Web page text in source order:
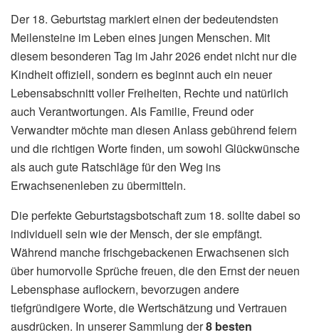
Der 18. Geburtstag markiert einen der bedeutendsten
Meilensteine im Leben eines jungen Menschen. Mit
diesem besonderen Tag im Jahr 2026 endet nicht nur die
Kindheit offiziell, sondern es beginnt auch ein neuer
Lebensabschnitt voller Freiheiten, Rechte und natürlich
auch Verantwortungen. Als Familie, Freund oder
Verwandter möchte man diesen Anlass gebührend feiern
und die richtigen Worte finden, um sowohl Glückwünsche
als auch gute Ratschläge für den Weg ins
Erwachsenenleben zu übermitteln.
Die perfekte Geburtstagsbotschaft zum 18. sollte dabei so
individuell sein wie der Mensch, der sie empfängt.
Während manche frischgebackenen Erwachsenen sich
über humorvolle Sprüche freuen, die den Ernst der neuen
Lebensphase auflockern, bevorzugen andere
tiefgründigere Worte, die Wertschätzung und Vertrauen
ausdrücken. In unserer Sammlung der8 besten